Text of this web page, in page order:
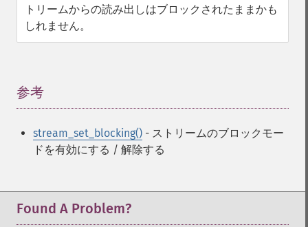
トリームからの読み出しはブロックされたままかも
しれません。
参考
stream_set_blocking() - ストリームのブロックモー
ドを有効にする / 解除する
Found A Problem?